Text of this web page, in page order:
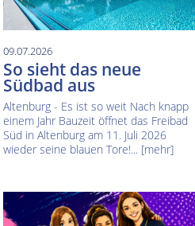
09.07.2026
So sieht das neue
Südbad aus
Altenburg - Es ist so weit Nach knapp
einem Jahr Bauzeit öffnet das Freibad
Süd in Altenburg am 11. Juli 2026
wieder seine blauen Tore!... [mehr]